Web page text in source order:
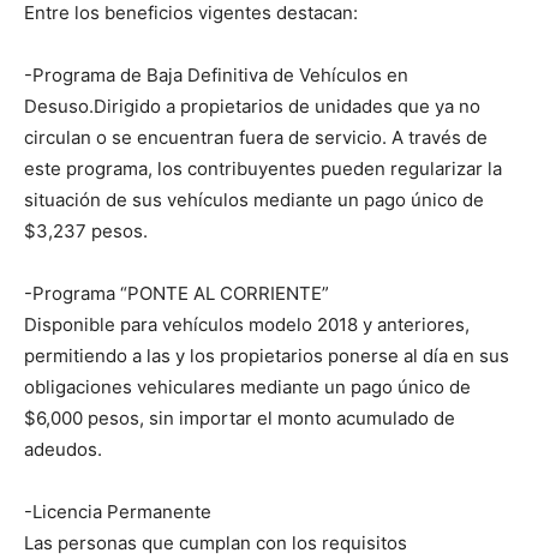
Entre los beneficios vigentes destacan:
-Programa de Baja Definitiva de Vehículos en
Desuso.Dirigido a propietarios de unidades que ya no
circulan o se encuentran fuera de servicio. A través de
este programa, los contribuyentes pueden regularizar la
situación de sus vehículos mediante un pago único de
$3,237 pesos.
-Programa “PONTE AL CORRIENTE”
Disponible para vehículos modelo 2018 y anteriores,
permitiendo a las y los propietarios ponerse al día en sus
obligaciones vehiculares mediante un pago único de
$6,000 pesos, sin importar el monto acumulado de
adeudos.
-Licencia Permanente
Las personas que cumplan con los requisitos